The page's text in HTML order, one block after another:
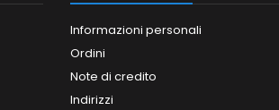
Informazioni personali
Ordini
Note di credito
Indirizzi